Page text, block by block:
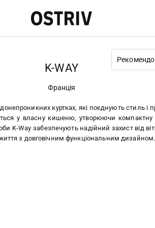
K-WAY
Франція
куртках, які поєднують стиль і
у власну кишеню, утворюючи
K-Way забезпечують надійний захист від
з довговічним функціональним дизайном.